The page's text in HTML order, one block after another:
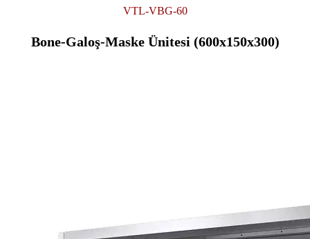
VTL-VBG-60
Bone-Galoş-Maske Ünitesi (600x150x300)